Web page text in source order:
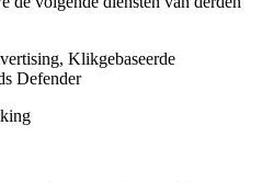
Klikgebaseerde
Defender